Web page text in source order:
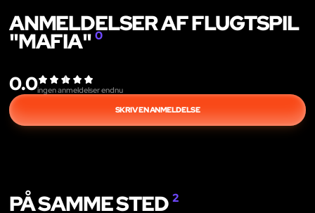
ANMELDELSER AF FLUGTSPIL
"MAFIA" 0
0.0ingen anmeldelser endnu
SKRIV EN ANMELDELSE
PÅ SAMME STED 2